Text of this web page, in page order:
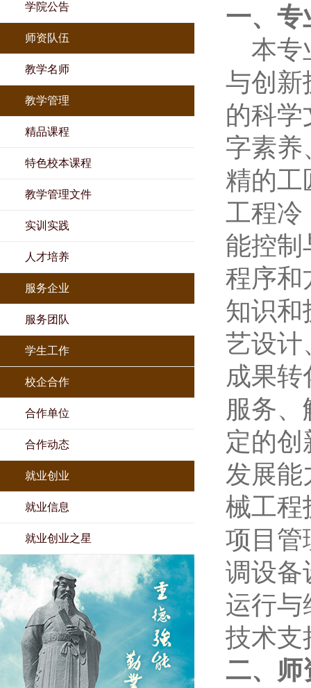
学院公告
师资队伍
教学名师
教学管理
精品课程
特色校本课程
教学管理文件
实训实践
人才培养
服务企业
服务团队
学生工作
校企合作
合作单位
合作动态
就业创业
就业信息
就业创业之星
一、专
本专
与创新
的科学
字素养
精的工
工程冷
能控制
程序和
知识和
艺设计
成果
服务
定的
发展能
械工程
项目管
调设备
运行与
技术支
二、师